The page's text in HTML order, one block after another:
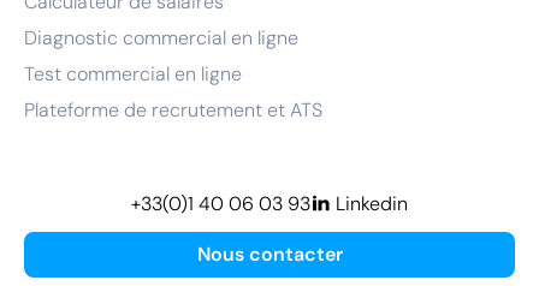
Diagnostic commercial en ligne
Test commercial en ligne
Plateforme de recrutement et ATS
Nous contacter
+33(0)1 40 06 03 93 Linkedin